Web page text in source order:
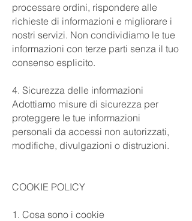
processare ordini, rispondere alle
richieste di informazioni e migliorare i
nostri servizi. Non condividiamo le tue
informazioni con terze parti senza il tuo
consenso esplicito.
4. Sicurezza delle informazioni
Adottiamo misure di sicurezza per
proteggere le tue informazioni
personali da accessi non autorizzati,
modifiche, divulgazioni o distruzioni.
COOKIE POLICY
1. Cosa sono i cookie